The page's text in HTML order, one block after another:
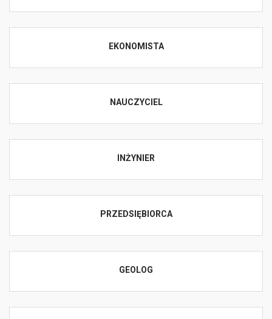
EKONOMISTA
NAUCZYCIEL
INŻYNIER
PRZEDSIĘBIORCA
GEOLOG